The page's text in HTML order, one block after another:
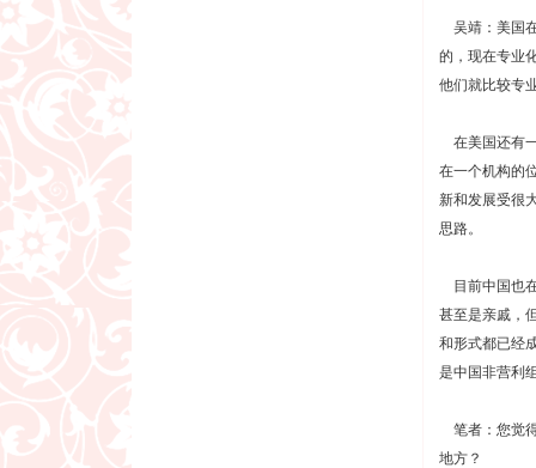
吴靖：美国
的，现在专业
他们就比较专
在美国还有
在一个机构的
新和发展受很
思路。
目前中国也
甚至是亲戚，
和形式都已经
是中国非营利
笔者：您觉
地方？